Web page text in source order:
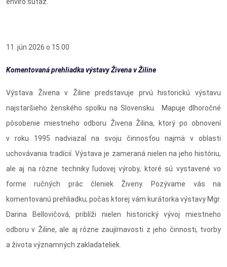
11. jún 2026 o 15.00
Komentovaná prehliadka výstavy Živena v Žiline
Výstava Živena v Žiline predstavuje prvú historickú výstavu
najstaršieho ženského spolku na Slovensku. Mapuje dlhoročné
pôsobenie miestneho odboru Živena Žilina, ktorý po obnovení
v roku 1995 nadviazal na svoju činnosťou najmä v oblasti
uchovávania tradícií. Výstava je zameraná nielen na jeho históriu,
ale aj na rôzne techniky ľudovej výroby, ktoré sú vystavené vo
forme ručných prác členiek Živeny. Pozývame vás na
komentovanú prehliadku, počas ktorej vám kurátorka výstavy Mgr.
Darina Bellovičová, priblíži nielen historický vývoj miestneho
odboru v Žiline, ale aj rôzne zaujímavosti z jeho činnosti, tvorby
a života významných zakladateliek.